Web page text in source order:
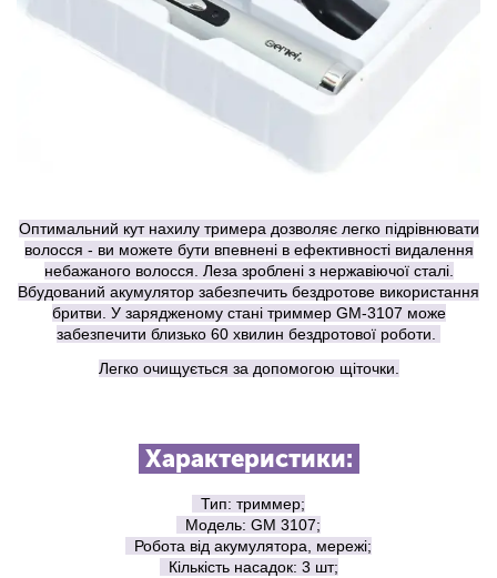
Оптимальний кут нахилу тримера дозволяє легко підрівнювати
волосся - ви можете бути впевнені в ефективності видалення
небажаного волосся. Леза зроблені з нержавіючої сталі.
Вбудований акумулятор забезпечить бездротове використання
бритви. У зарядженому стані триммер GM-3107 може
забезпечити близько 60 хвилин бездротової роботи.
Легко очищується за допомогою щіточки.
Характеристики:
Тип: триммер;
Модель: GM 3107;
Робота від акумулятора, мережі;
Кількість насадок: 3 шт;